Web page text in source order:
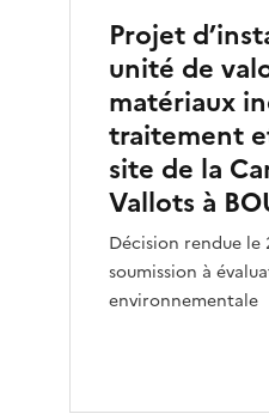
Projet
unité de
matériaux
traitement
site de la
Vallots à
Décision rendue le
soumission à
environnementale